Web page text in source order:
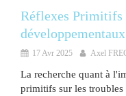
Réflexes Primitifs
développementaux
17 Avr 2025 Axel
La recherche quant à
primitifs sur les